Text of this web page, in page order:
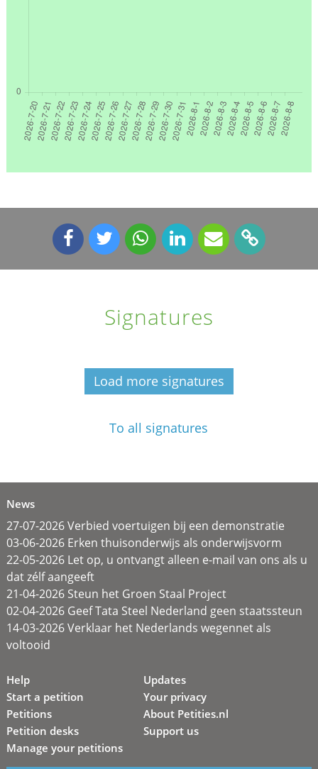
Signatures
Load more signatures
To all signatures
News
27-07-2026 Verbied voertuigen bij een demonstratie
03-06-2026 Erken thuisonderwijs als onderwijsvorm
22-05-2026 Let op, u ontvangt alleen e-mail van ons als u
dat zélf aangeeft
21-04-2026 Steun het Groen Staal Project
02-04-2026 Geef Tata Steel Nederland geen staatssteun
14-03-2026 Verklaar het Nederlands wegennet als
voltooid
Help
Start a petition
Petitions
Petition desks
Manage your petitions
Updates
Your privacy
About Petities.nl
Support us